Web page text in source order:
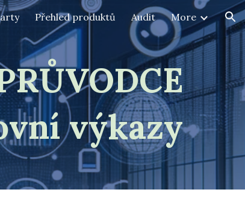
Přehled produktů Audit More
výkazy